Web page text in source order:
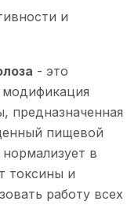
и
- это
модификация
предназначенная
пищевой
в
токсины и
работу всех